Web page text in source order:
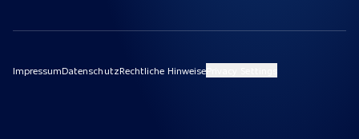
ImpressumDatenschutzRechtliche Hinweise